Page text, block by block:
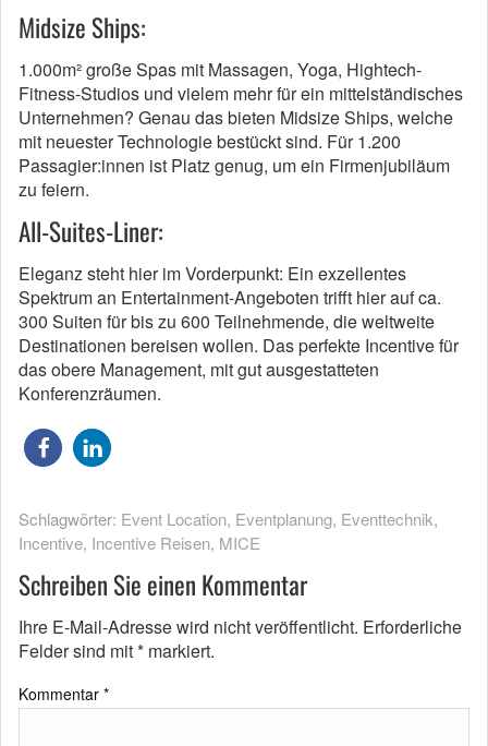
Midsize Ships:
1.000m² große Spas mit Massagen, Yoga, Hightech-
Fitness-Studios und vielem mehr für ein mittelständisches
Unternehmen? Genau das bieten Midsize Ships, welche
mit neuester Technologie bestückt sind. Für 1.200
Passagier:innen ist Platz genug, um ein Firmenjubiläum
zu feiern.
All-Suites-Liner:
Eleganz steht hier im Vorderpunkt: Ein exzellentes
Spektrum an Entertainment-Angeboten trifft hier auf ca.
300 Suiten für bis zu 600 Teilnehmende, die weltweite
Destinationen bereisen wollen. Das perfekte Incentive für
das obere Management, mit gut ausgestatteten
Konferenzräumen.
Schlagwörter: Event Location, Eventplanung, Eventtechnik,
Incentive, Incentive Reisen, MICE
Schreiben Sie einen Kommentar
Ihre E-Mail-Adresse wird nicht veröffentlicht. Erforderliche
Felder sind mit* markiert.
Kommentar *